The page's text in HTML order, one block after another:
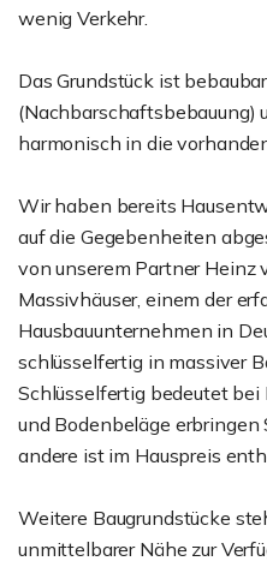
wenig Verkehr.
Das Grundstück ist
(Nachbarschaftsbebauung)
harmonisch in die
Wir haben bereits
auf die Gegebenheiten
von unserem Partner Heinz
Massivhäuser, einem der
Hausbauunternehmen in
schlüsselfertig in massiver
Schlüsselfertig bedeutet
und Bodenbeläge erbringen
andere ist im Hauspreis
Weitere Baugrundstücke
unmittelbarer Nähe zur